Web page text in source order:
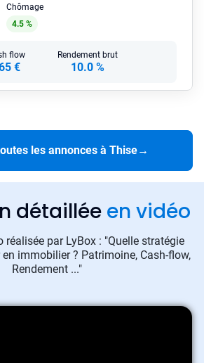
Chômage
4.5 %
flow
€
Rendement brut
10.0 %
les annonces à Thise→
détaillée en vidéo
réalisée par LyBox : "Quelle stratégie
immobilier ? Patrimoine, Cash-flow,
Rendement ..."